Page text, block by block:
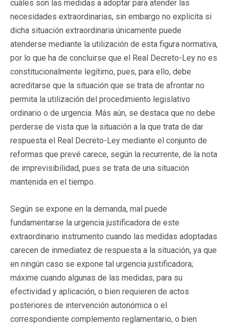
cuáles son las medidas a adoptar para atender las
necesidades extraordinarias, sin embargo no explicita si
dicha situación extraordinaria únicamente puede
atenderse mediante la utilización de esta figura normativa,
por lo que ha de concluirse que el Real Decreto-Ley no es
constitucionalmente legítimo, pues, para ello, debe
acreditarse que la situación que se trata de afrontar no
permita la utilización del procedimiento legislativo
ordinario o de urgencia. Más aún, se destaca que no debe
perderse de vista que la situación a la que trata de dar
respuesta el Real Decreto-Ley mediante el conjunto de
reformas que prevé carece, según la recurrente, de la nota
de imprevisibilidad, pues se trata de una situación
mantenida en el tiempo.
Según se expone en la demanda, mal puede
fundamentarse la urgencia justificadora de este
extraordinario instrumento cuando las medidas adoptadas
carecen de inmediatez de respuesta a la situación, ya que
en ningún caso se expone tal urgencia justificadora;
máxime cuando algunas de las medidas, para su
efectividad y aplicación, o bien requieren de actos
posteriores de intervención autonómica o el
correspondiente complemento reglamentario, o bien